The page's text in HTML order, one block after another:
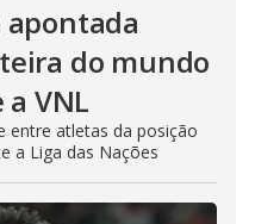
apontada
do mundo
VNL
entre atletas da posição
a Liga das Nações